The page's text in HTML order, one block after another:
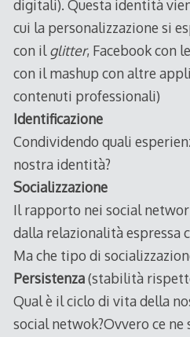
digitali). Questa identità
cui la personalizzazione si
con ilglitter, Facebook con
con il mashup con altre
contenuti professionali)
Identificazione
Condividendo quali
nostra identità?
Socializzazione
Il rapporto nei social
dalla relazionalità espressa
Ma che tipo di
Persistenza(stabilità
Qual è il ciclo di vita della
social netwok?Ovvero ce